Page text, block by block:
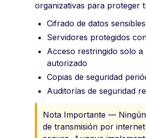
organizativas para proteger
Cifrado de datos
Servidores protegidos
Acceso restringido solo a
autorizado
Copias de seguridad
Auditorías de seguridad
Nota Importante —
de transmisión por internet